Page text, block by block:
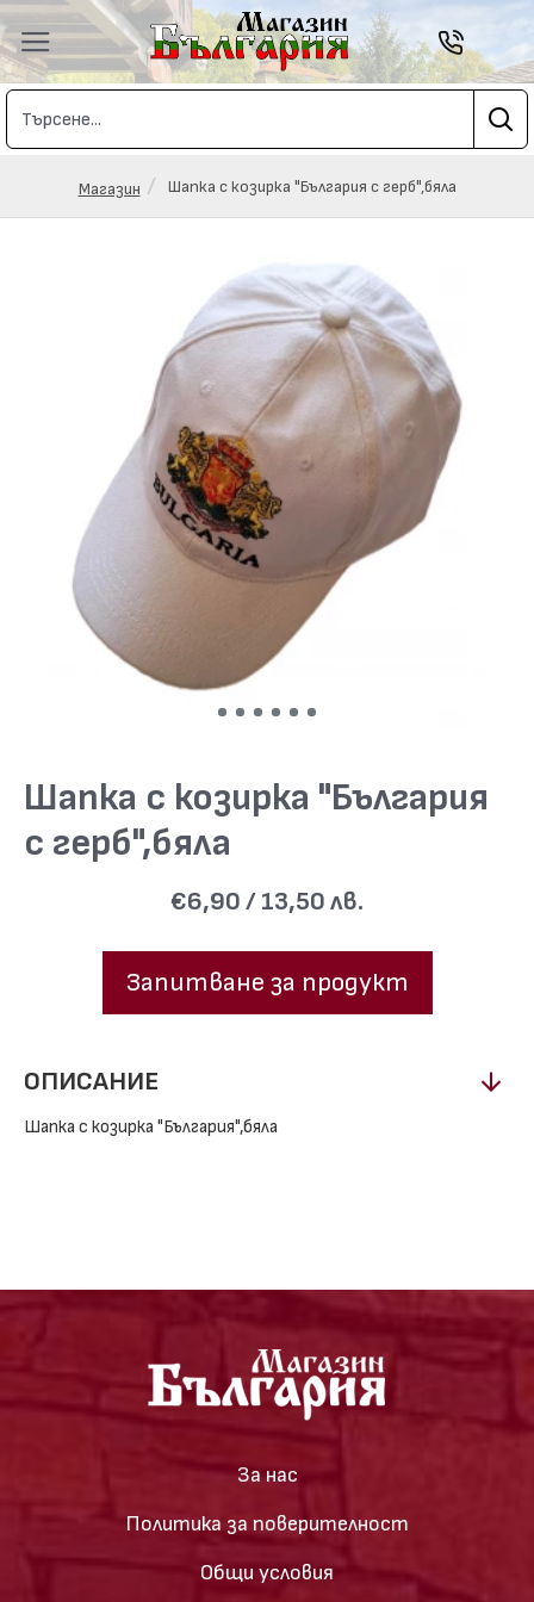
Магазин Шапка с козирка "България с герб",бяла
Шапка с козирка "България
с герб",бяла
€6,90 / 13,50 лв.
Запитване за продукт
ОПИСАНИЕ
Шапка с козирка "България",бяла
За нас
Политика за поверителност
Общи условия